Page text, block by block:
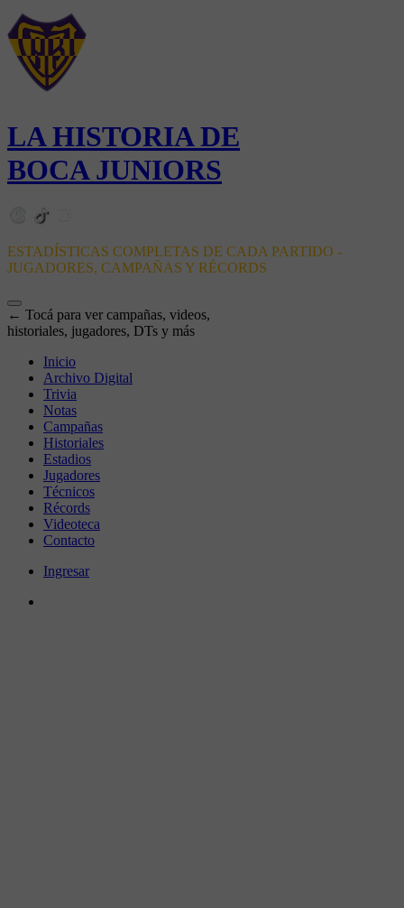
LA HISTORIA DE
BOCA JUNIORS
ESTADÍSTICAS COMPLETAS DE CADA PARTIDO -
JUGADORES, CAMPAÑAS Y RÉCORDS
← Tocá para ver campañas, videos,
historiales, jugadores, DTs y más
Inicio
Archivo Digital
Trivia
Notas
Campañas
Historiales
Estadios
Jugadores
Técnicos
Récords
Videoteca
Contacto
Ingresar